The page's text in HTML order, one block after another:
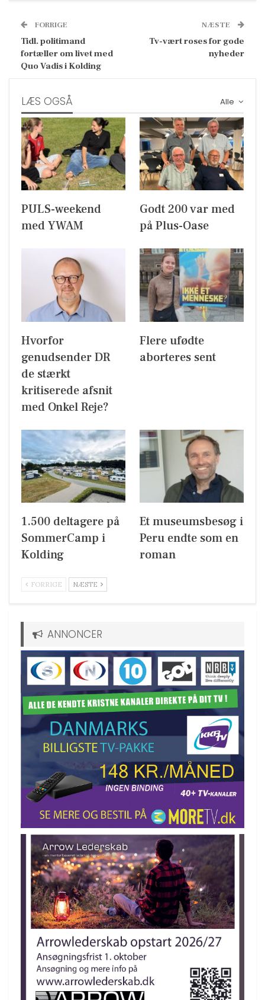
FORRIGE
Tidl. politimand
fortæller om livet med
Quo Vadis i Kolding
NÆSTE
Tv-vært roses for gode
nyheder
Alle
LÆS OGSÅ
PULS-weekend
med YWAM
Godt 200 var med
på Plus-Oase
Hvorfor
genudsender DR
de stærkt
kritiserede afsnit
med Onkel Reje?
Flere ufødte
aborteres sent
1.500 deltagere på
SommerCamp i
Kolding
Et museumsbesøg i
Peru endte som en
roman
FORRIGE NÆSTE
ANNONCER